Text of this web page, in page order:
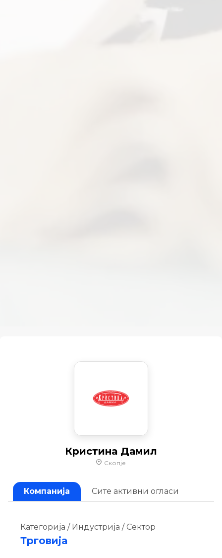
Кристина Дамил
Скопје
Компанија Сите активни огласи
Категорија / Индустрија / Сектор
Трговија